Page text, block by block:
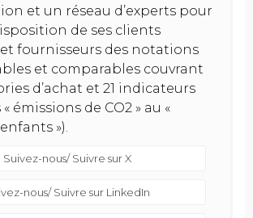
et un réseau d’experts pour
de ses clients
fournisseurs des notations
et comparables couvrant
d’achat et 21 indicateurs
émissions de CO2 » au «
»).
Suivez-nous/ Suivre sur X
nous/ Suivre sur LinkedIn